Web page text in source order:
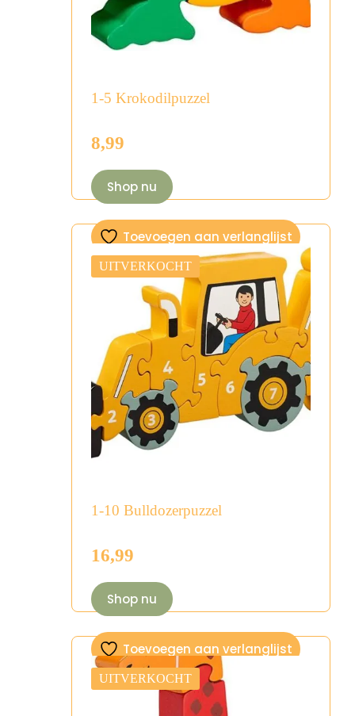
1-5 Krokodilpuzzel
8,99
Shop nu
Toevoegen aan verlanglijst
UITVERKOCHT
1-10 Bulldozerpuzzel
16,99
Shop nu
Toevoegen aan verlanglijst
UITVERKOCHT